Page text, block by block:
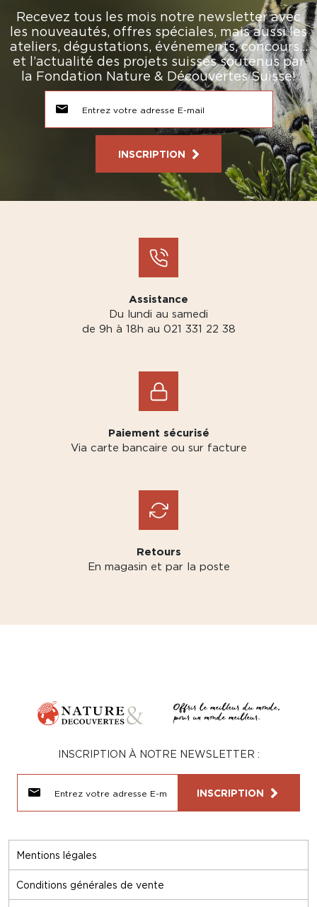
Recevez tous les mois notre newsletter avec
les nouveautés, offres spéciales, mais aussi les
ateliers, dégustations, événements, concours…
et l’actualité des projets suisses soutenus par
la Fondation Nature & Découvertes Suisse!
INSCRIPTION
Assistance
Du lundi au samedi
de 9h à 18h au 021 331 22 38
Paiement sécurisé
Via carte bancaire ou sur facture
Retours
En magasin et par la poste
Mentions légales
Conditions générales de vente
INSCRIPTION À NOTRE NEWSLETTER :
INSCRIPTION